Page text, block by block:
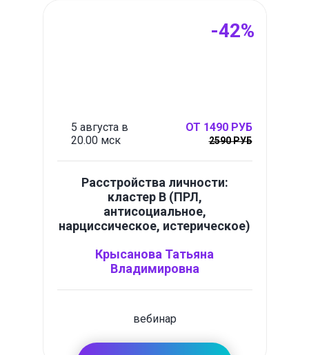
5 августа в
20.00 мск
ОТ 1490 РУБ
2590 РУБ
-42%
Расстройства личности:
кластер B (ПРЛ,
антисоциальное,
нарциссическое, истерическое)
Крысанова Татьяна
Владимировна
вебинар